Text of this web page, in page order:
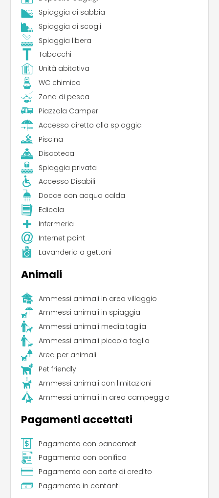
scoperta della Costa dei Trabocchi, con
possibilità di noleggiare mezzi per esplorare i
sentieri costieri o partecipare a tour in barca.
Il Camping Grotta del Saraceno è il luogo perfetto
per chi cerca una vacanza all’insegna del relax,
del divertimento e della scoperta di un territorio
affascinante, dove il mare e la natura si
incontrano per regalare un’esperienza
indimenticabile.
Spiaggia di sabbia
Spiaggia di scogli
Spiaggia libera
Tabacchi
Unità abitativa
WC chimico
Zona di pesca
Piazzola Camper
Accesso diretto alla spiaggia
Piscina
Discoteca
Spiaggia privata
Accesso Disabili
Docce con acqua calda
Edicola
Infermeria
Internet point
Lavanderia a gettoni
Animali
Ammessi animali in area villaggio
Ammessi animali in spiaggia
Ammessi animali media taglia
Ammessi animali piccola taglia
Area per animali
Pet friendly
Ammessi animali con limitazioni
Ammessi animali in area campeggio
Pagamenti accettati
Pagamento con bancomat
Pagamento con bonifico
Pagamento con carte di credito
Pagamento in contanti